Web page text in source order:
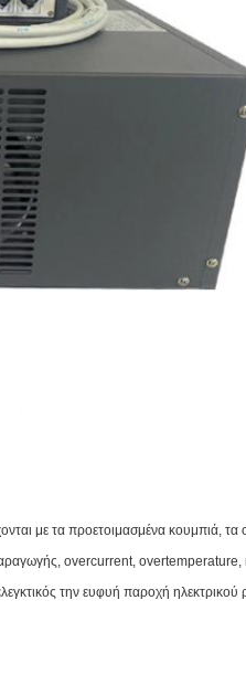
με τα προετοιμασμένα κουμπιά,
overcurrent,
την ευφυή παροχή ηλεκτρικού